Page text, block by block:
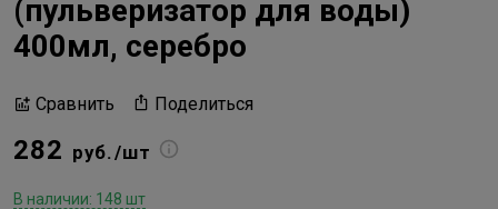
(пульверизатор для воды)
400мл, серебро
Сравнить Поделиться
282 руб./шт
В наличии: 148 шт